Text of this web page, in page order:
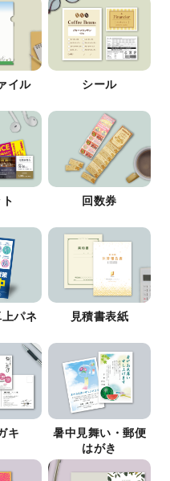
イル シール
回数券
パネ
見積書表紙
キ
暑中見舞い・郵便
はがき